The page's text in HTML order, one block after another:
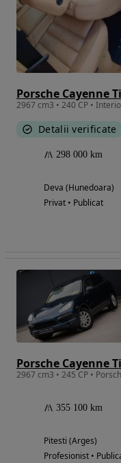
Porsche Cayenne
2967 cm3 • 240 CP •
Detalii verificate
298 000 km
Deva (Hunedoara)
Privat • Publicat
Porsche Cayenne
355 100 km
Pitesti (Arges)
Profesionist •